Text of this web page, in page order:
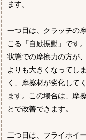
ます。
一つ目は、クラッチの
こる「自励振動」です
状態での摩擦力の方が
よりも大きくなってし
く、摩擦材が劣化して
ます。この場合は、摩
とで改善できます。
二つ目は、フライホイ